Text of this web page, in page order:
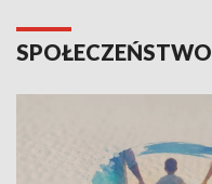
SPOŁECZEŃSTWO